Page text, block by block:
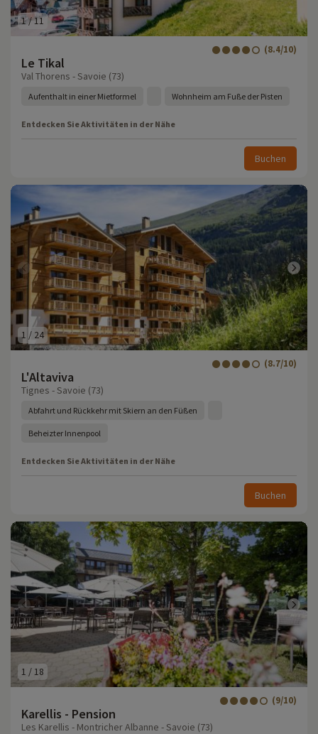
1/11
Le Tikal
(8.4/10)
Val Thorens - Savoie (73)
Aufenthalt in einer Mietformel Wohnheim am Fuße der Pisten
Entdecken Sie Aktivitäten in der Nähe
Buchen
1 / 24
L'Altaviva
(8.7/10)
Tignes - Savoie (73)
Abfahrt und Rückkehr mit Skiern an den Füßen
Beheizter Innenpool
Entdecken Sie Aktivitäten in der Nähe
Buchen
1 /18
Karellis - Pension
(9/10)
Les Karellis - Montricher Albanne - Savoie (73)